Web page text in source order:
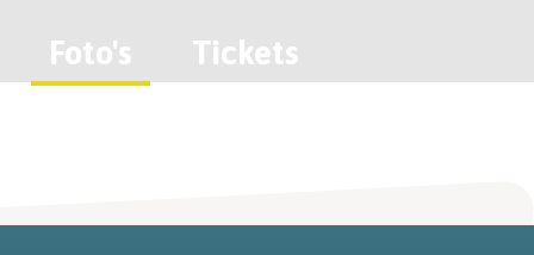
Foto's Tickets